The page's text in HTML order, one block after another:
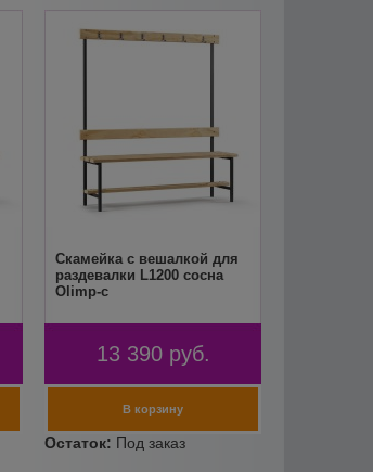
Скамейка с вешалкой для
раздевалки L1200 сосна
Olimp-c
13 390 руб.